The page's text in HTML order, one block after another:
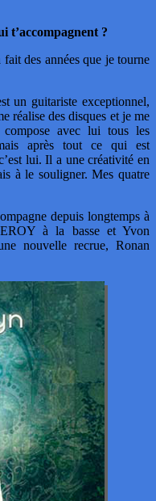
t’accompagnent ?
des années que je tourne
un guitariste exceptionnel,
réalise des disques et je me
avec lui tous les
après tout ce qui est
lui. Il a une créativité en
à le souligner. Mes quatre
depuis longtemps à
à la basse et Yvon
nouvelle recrue, Ronan